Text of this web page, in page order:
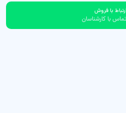
با فروش
تماس با کارشناسان